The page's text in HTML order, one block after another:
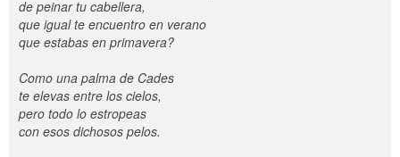
de peinar tu cabellera,
que igual te encuentro en verano
que estabas en primavera?
Como una palma de Cades
te elevas entre los cielos,
pero todo lo estropeas
con esos dichosos pelos.